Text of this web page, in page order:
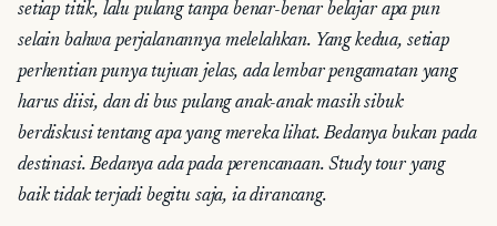
setiap titik, lalu pulang tanpa benar-benar belajar apa pun
selain bahwa perjalanannya melelahkan. Yang kedua, setiap
perhentian punya tujuan jelas, ada lembar pengamatan yang
harus diisi, dan di bus pulang anak-anak masih sibuk
berdiskusi tentang apa yang mereka lihat. Bedanya bukan pada
destinasi. Bedanya ada pada perencanaan. Study tour yang
baik tidak terjadi begitu saja, ia dirancang.